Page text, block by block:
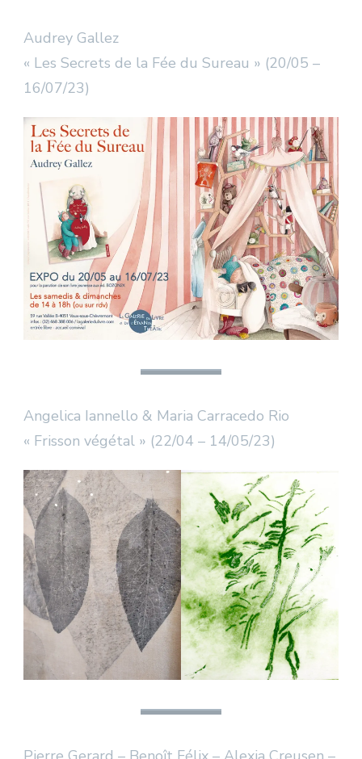
Audrey Gallez
« Les Secrets de la Fée du Sureau » (20/05 –
16/07/23)
Angelica Iannello & Maria Carracedo Rio
« Frisson végétal » (22/04 – 14/05/23)